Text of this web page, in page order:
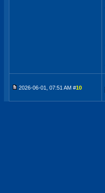
2026-06-01, 07:51 AM #10